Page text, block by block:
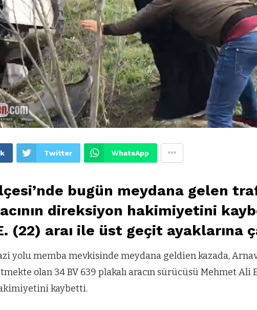
Twitter WhatsApp
bugün meydana gelen
direksiyon hakimiyetini
(22) araı ile üst geçit ayaklarına
yolu memba mevkisinde meydana geldien kazada,
olan 34 BV 639 plakalı aracın sürücüsü Mehmet Ali
kaybetti.